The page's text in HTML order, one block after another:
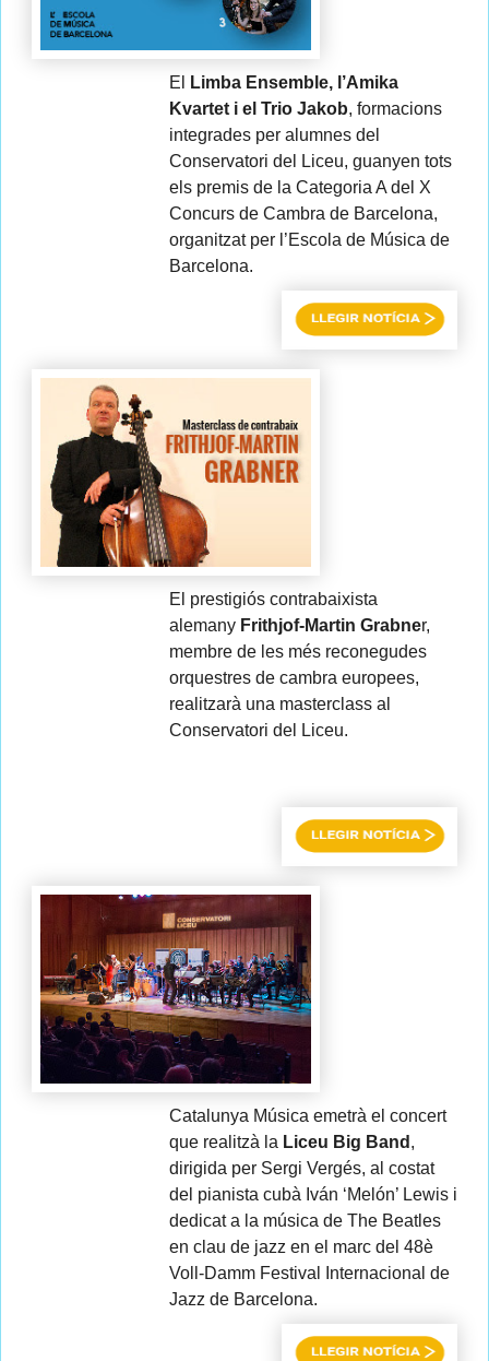
El
Limba Ensemble, l’Amika
Kvartet i el Trio Jakob, formacions
integrades per alumnes del
Conservatori del Liceu, guanyen tots
els premis de la Categoria A del X
Concurs de Cambra de Barcelona,
organitzat per l’Escola de Música de
Barcelona.
El prestigiós contrabaixista
alemany Frithjof-Martin Grabner,
membre de les més reconegudes
orquestres de cambra europees,
realitzarà una masterclass al
Conservatori del Liceu.
Catalunya Música emetrà el concert
que realitzà la Liceu Big Band ,
dirigida per Sergi Vergés, al costat
del pianista cubà Iván ‘Melón’ Lewis i
dedicat a la música de The Beatles
en clau de jazz en el marc del 48è
Voll-Damm Festival Internacional de
Jazz de Barcelona.